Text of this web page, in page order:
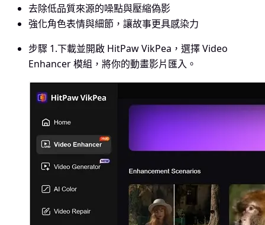
去除低品質來源的噪點與壓縮偽影
強化角色表情與細節，讓故事更具感染力
步驟 1.下載並開啟 HitPaw VikPea，選擇 Video
Enhancer 模組，將你的動畫影片匯入。